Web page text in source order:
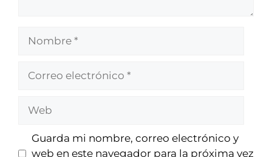
Nombre
Guarda mi nombre, correo electrónico y
web en este navegador para la próxima vez